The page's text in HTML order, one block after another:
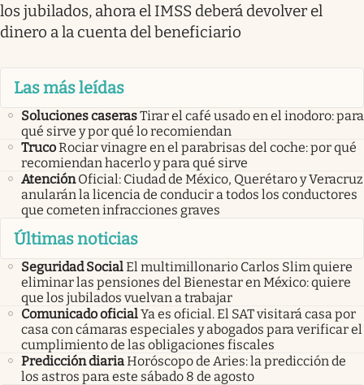
los jubilados, ahora el IMSS deberá devolver el
dinero a la cuenta del beneficiario
Las más leídas
Soluciones caserasTirar el café usado en el inodoro: para
qué sirve y por qué lo recomiendan
TrucoRociar vinagre en el parabrisas del coche: por qué
recomiendan hacerlo y para qué sirve
Atención Oficial: Ciudad de México, Querétaro y Veracruz
anularán la licencia de conducir a todos los conductores
que cometen infracciones graves
Últimas noticias
Seguridad SocialEl multimillonario Carlos Slim quiere
eliminar las pensiones del Bienestar en México: quiere
que los jubilados vuelvan a trabajar
Comunicado oficialYa es oficial. El SAT visitará casa por
casa con cámaras especiales y abogados para verificar el
cumplimiento de las obligaciones fiscales
Predicción diariaHoróscopo de Aries: la predicción de
los astros para este sábado 8 de agosto